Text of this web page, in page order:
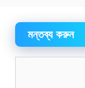
মন্তব্য করুন